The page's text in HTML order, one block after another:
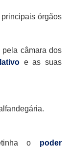
órgãos
câmara dos
e as suas
o poder